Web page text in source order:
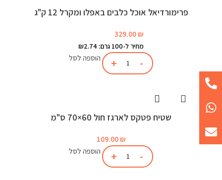
פרימורדיאל אוכל כלבים באפלו ומקרל 12 ק"ג
329.00 ₪
מחיר ל-100 גרם: ₪2.74
הוספה לסל
שטיח פטקס לארגז חול 60×70 ס"מ
109.00 ₪
הוספה לסל